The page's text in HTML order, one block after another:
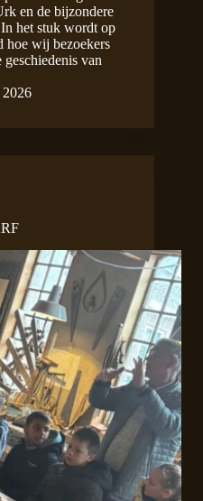
en de bijzondere
het stuk wordt op
hoe wij bezoekers
van
2026